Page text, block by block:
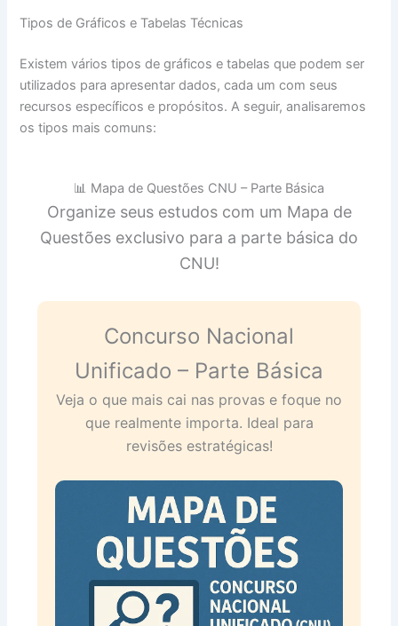
Tipos de Gráficos e Tabelas Técnicas
Existem vários tipos de gráficos e tabelas que podem ser
utilizados para apresentar dados, cada um com seus
recursos específicos e propósitos. A seguir, analisaremos
os tipos mais comuns:
📊 Mapa de Questões CNU – Parte Básica
Organize seus estudos com um Mapa de
Questões exclusivo para a parte básica do
CNU!
Concurso Nacional
Unificado – Parte Básica
Veja o que mais cai nas provas e foque no
que realmente importa. Ideal para
revisões estratégicas!